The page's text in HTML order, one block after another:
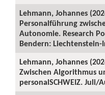
Lehmann, Johannes
Personalführung
Autonomie. Research
Bendern:
Lehmann, Johannes
Zwischen Algorithmus
personalSCHWEIZ. Juli/